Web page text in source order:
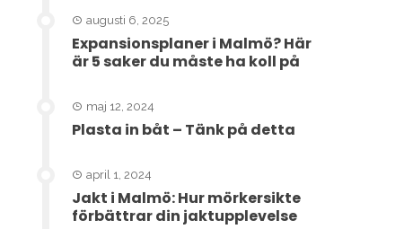
augusti 6, 2025
Expansionsplaner i Malmö? Här
är 5 saker du måste ha koll på
maj 12, 2024
Plasta in båt – Tänk på detta
april 1, 2024
Jakt i Malmö: Hur mörkersikte
förbättrar din jaktupplevelse